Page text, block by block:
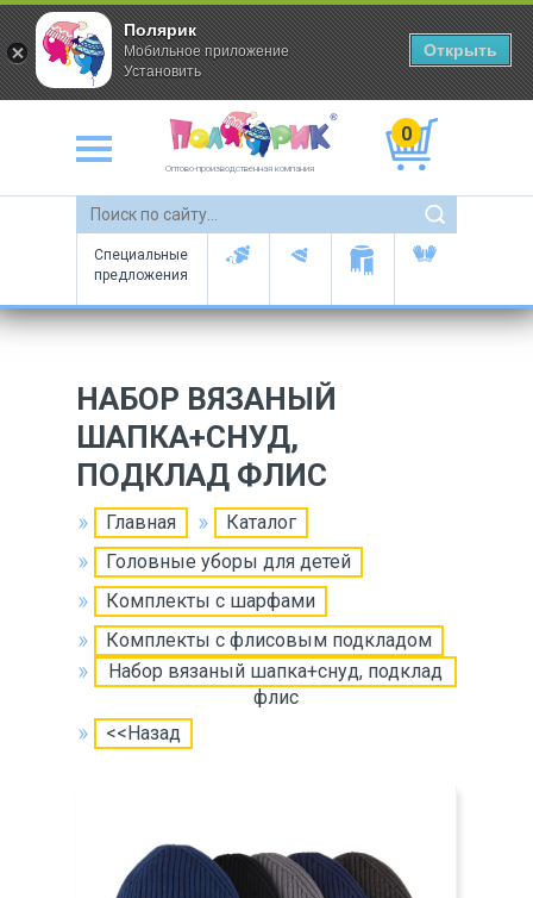
Оптово-производственная компания
0
Специальные
предложения
НАБОР ВЯЗАНЫЙ
ШАПКА+СНУД,
ПОДКЛАД ФЛИС
Главная
Каталог
Головные уборы для детей
Комплекты с шарфами
Комплекты с флисовым подкладом
Набор вязаный шапка+снуд, подклад
флис
<<Назад
Полярик
Мобильное приложение
Установить
Открыть